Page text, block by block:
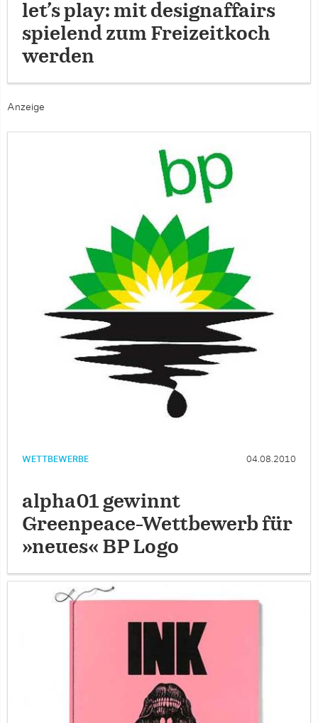
let’s play: mit designaffairs
spielend zum Freizeitkoch
werden
Anzeige
WETTBEWERBE 04.08.2010
alpha01 gewinnt
Greenpeace-Wettbewerb für
»neues« BP Logo